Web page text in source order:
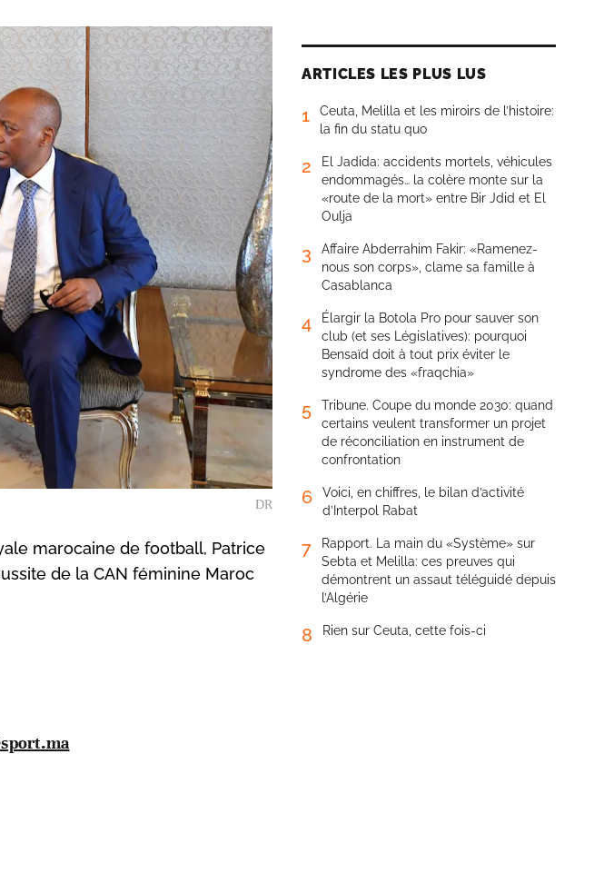
DR
marocaine de football, Patrice
de la CAN féminine Maroc
ARTICLES LES PLUS LUS
1
Ceuta, Melilla et les miroirs de l’histoire:
la fin du statu quo
2
El Jadida: accidents mortels, véhicules
endommagés… la colère monte sur la
«route de la mort» entre Bir Jdid et El
Oulja
3
Affaire Abderrahim Fakir: «Ramenez-
nous son corps», clame sa famille à
Casablanca
4
Élargir la Botola Pro pour sauver son
club (et ses Législatives): pourquoi
Bensaïd doit à tout prix éviter le
syndrome des «fraqchia»
5
Tribune. Coupe du monde 2030: quand
certains veulent transformer un projet
de réconciliation en instrument de
confrontation
6
Voici, en chiffres, le bilan d’activité
d’Interpol Rabat
7
Rapport. La main du «Système» sur
Sebta et Melilla: ces preuves qui
démontrent un assaut téléguidé depuis
l’Algérie
8 Rien sur Ceuta, cette fois-ci